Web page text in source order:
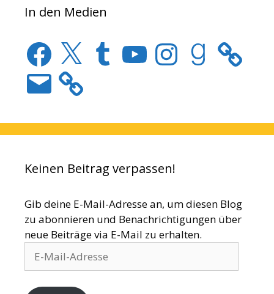
In den Medien
Facebook
X TumblrYouTubeInstagramGoodreads
E-
Mail
Keinen Beitrag verpassen!
Gib deine E-Mail-Adresse an, um diesen Blog
zu abonnieren und Benachrichtigungen über
neue Beiträge via E-Mail zu erhalten.
Mail-